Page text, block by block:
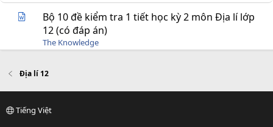
Bộ 10 đề kiểm tra 1 tiết học kỳ 2 môn Địa lí lớp
12 (có đáp án)
The Knowledge
Địa lí 12
Tiếng Việt